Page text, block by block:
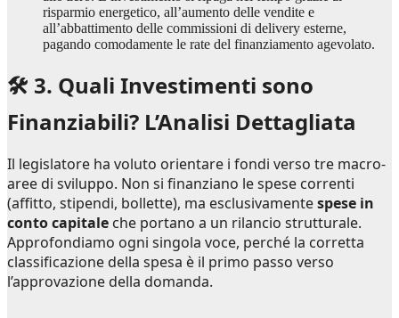
risparmio energetico, all’aumento delle vendite e
all’abbattimento delle commissioni di delivery esterne,
pagando comodamente le rate del finanziamento agevolato.
🛠️ 3. Quali Investimenti sono
Finanziabili? L’Analisi Dettagliata
Il legislatore ha voluto orientare i fondi verso tre macro-
aree di sviluppo. Non si finanziano le spese correnti
(affitto, stipendi, bollette), ma esclusivamentespese in
conto capitale che portano a un rilancio strutturale.
Approfondiamo ogni singola voce, perché la corretta
classificazione della spesa è il primo passo verso
l’approvazione della domanda.